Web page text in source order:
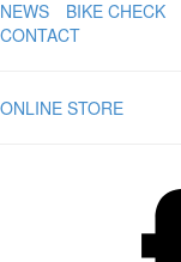
NEWS BIKE CHECK
CONTACT
ONLINE STORE